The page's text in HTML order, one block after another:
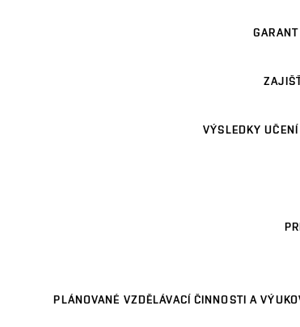
VÝSLEDKY
PLÁNOVANÉ VZDĚLÁVACÍ ČINNOSTI A